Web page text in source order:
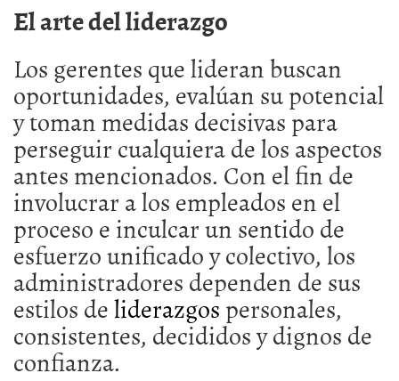
El arte del liderazgo
Los gerentes que lideran buscan
oportunidades, evalúan su potencial
y toman medidas decisivas para
perseguir cualquiera de los aspectos
antes mencionados. Con el fin de
involucrar a los empleados en el
proceso e inculcar un sentido de
esfuerzo unificado y colectivo, los
administradores dependen de sus
estilos deliderazgospersonales,
consistentes, decididos y dignos de
confianza.